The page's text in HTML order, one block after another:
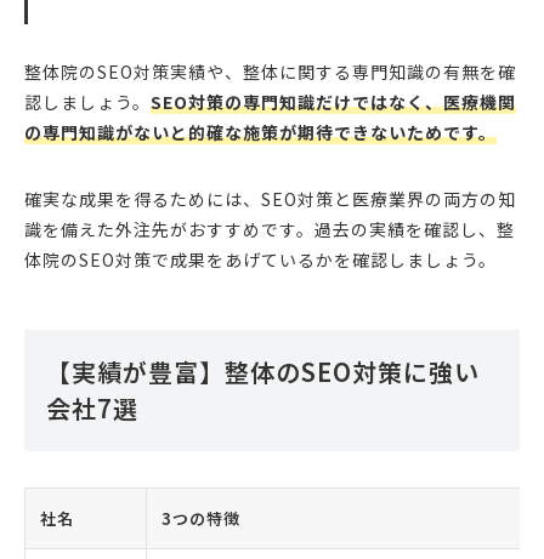
整体院のSEO対策実績や、整体に関する専門知識の有無を確
認しましょう。 SEO対策の専門知識だけではなく、医療機関
の専門知識がないと的確な施策が期待できないためです。
確実な成果を得るためには、SEO対策と医療業界の両方の知
識を備えた外注先がおすすめです。過去の実績を確認し、整
体院のSEO対策で成果をあげているかを確認しましょう。
【実績が豊富】整体のSEO対策に強い
会社7選
社名 3つの特徴